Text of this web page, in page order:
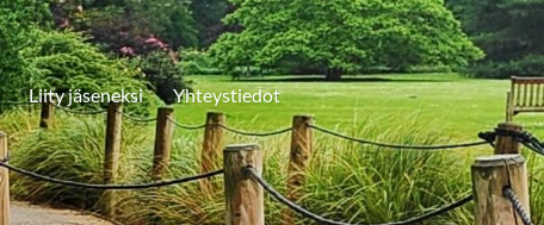
Liity jäseneksi
Yhteystiedot